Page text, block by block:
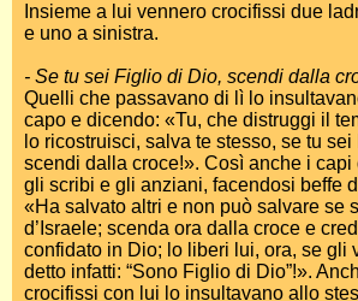
Insieme a lui vennero crocifissi due
e uno a sinistra.
- Se tu sei Figlio di Dio, scendi dalla
Quelli che passavano di lì lo
capo e dicendo: «Tu, che distruggi il
lo ricostruisci, salva te stesso, se tu
scendi dalla croce!». Così anche i capi
gli scribi e gli anziani, facendosi beffe
«Ha salvato altri e non può salvare se
d’Israele; scenda ora dalla croce e
confidato in Dio; lo liberi lui, ora, se gli
detto infatti: “Sono Figlio di Dio”!».
crocifissi con lui lo insultavano allo